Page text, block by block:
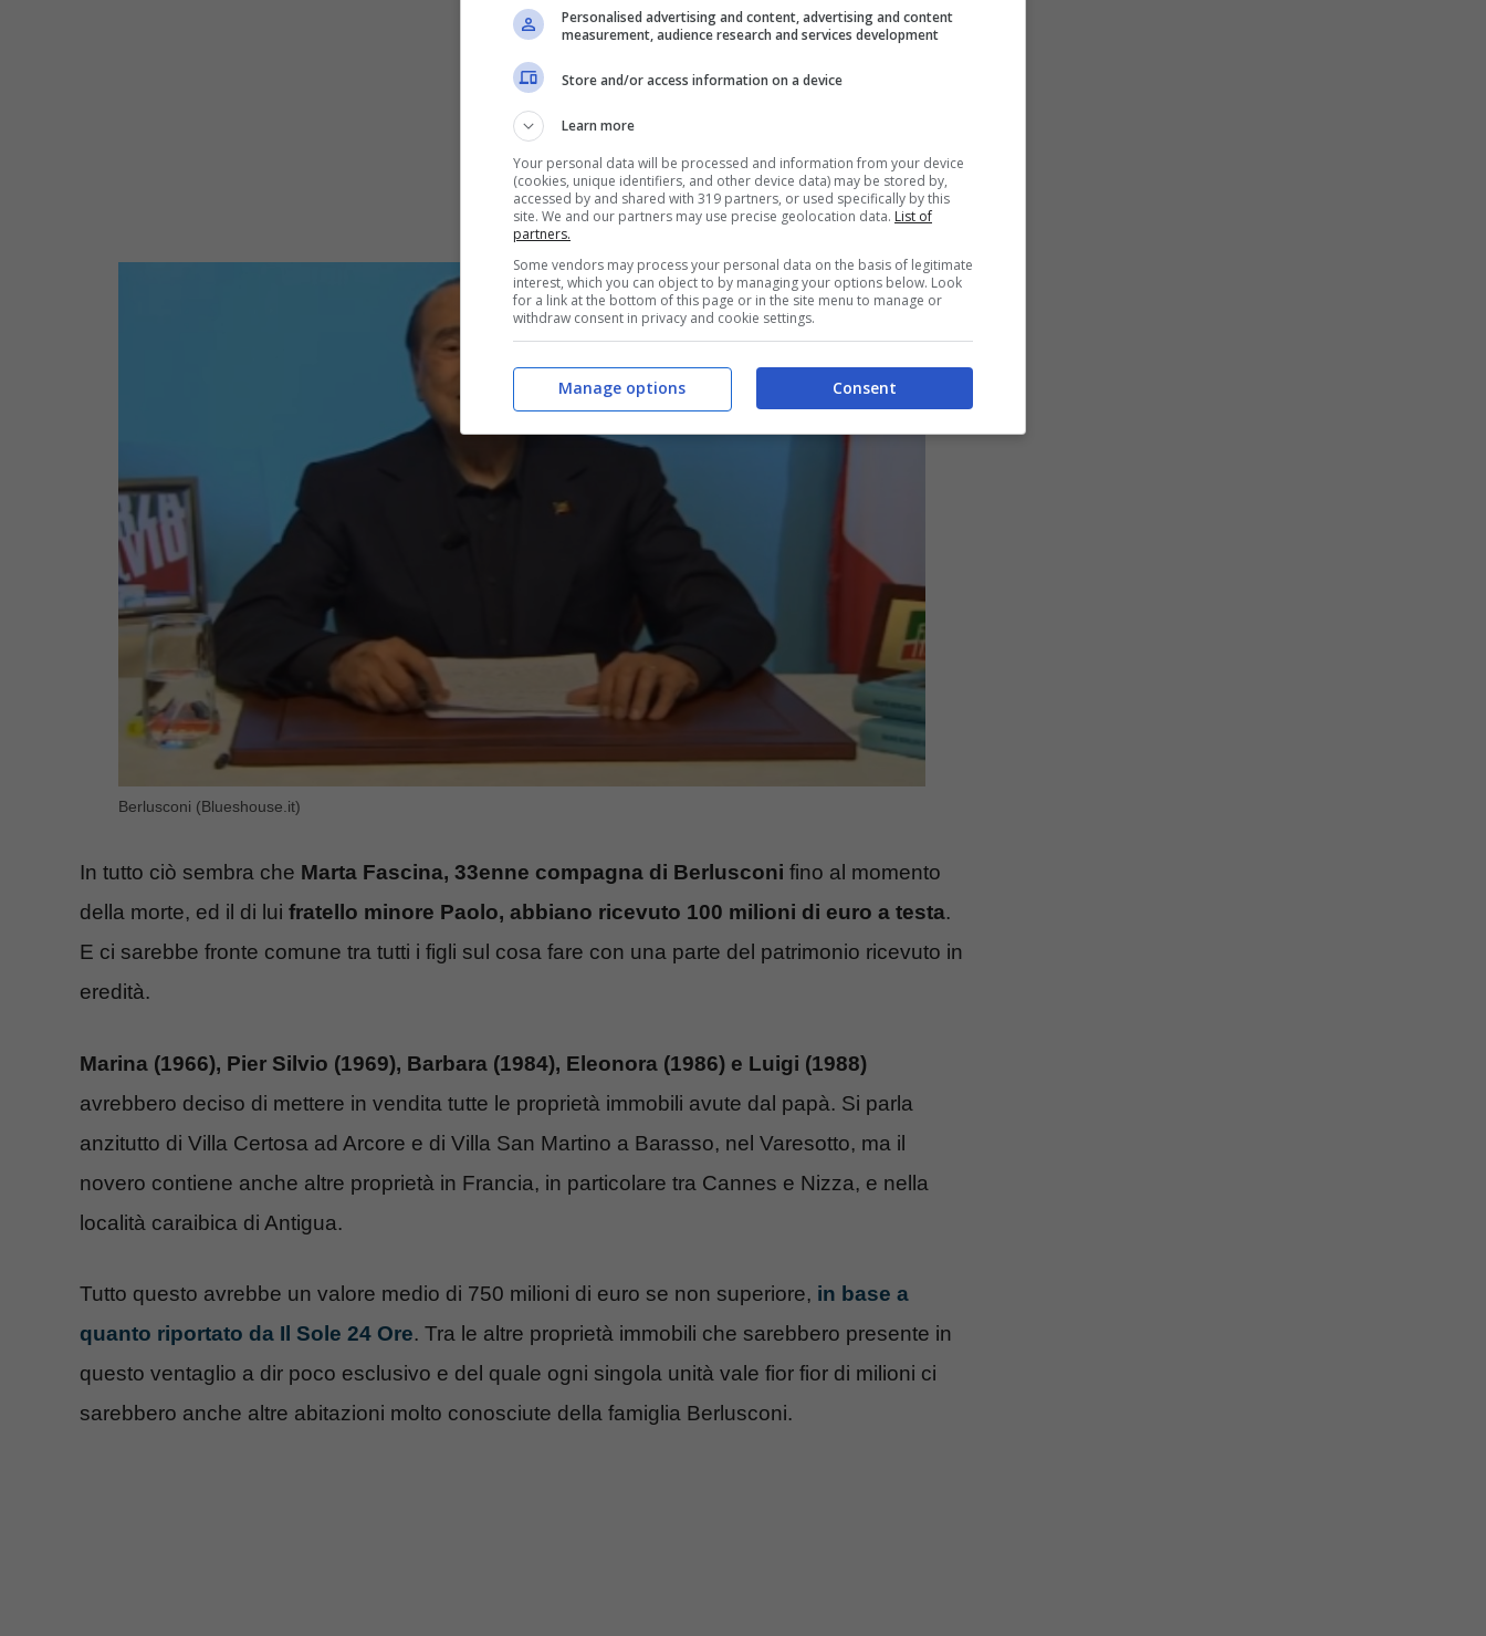
Berlusconi (Blueshouse.it)
In tutto ciò sembra che Marta Fascina, 33enne compagna di Berlusconi fino al momento
della morte, ed il di lui fratello minore Paolo, abbiano ricevuto 100 milioni di euro a testa.
E ci sarebbe fronte comune tra tutti i figli sul cosa fare con una parte del patrimonio ricevuto in
eredità.
Marina (1966), Pier Silvio (1969), Barbara (1984), Eleonora (1986) e Luigi (1988)
avrebbero deciso di mettere in vendita tutte le proprietà immobili avute dal papà. Si parla
anzitutto di Villa Certosa ad Arcore e di Villa San Martino a Barasso, nel Varesotto, ma il
novero contiene anche altre proprietà in Francia, in particolare tra Cannes e Nizza, e nella
località caraibica di Antigua.
Tutto questo avrebbe un valore medio di 750 milioni di euro se non superiore, in base a
quanto riportato da Il Sole 24 Ore. Tra le altre proprietà immobili che sarebbero presente in
questo ventaglio a dir poco esclusivo e del quale ogni singola unità vale fior fior di milioni ci
sarebbero anche altre abitazioni molto conosciute della famiglia Berlusconi.
Personalised advertising and content, advertising and content
measurement, audience research and services development
Store and/or access information on a device
Learn more
Your personal data will be processed and information from your device
(cookies, unique identifiers, and other device data) may be stored by,
accessed by and shared with 319 partners, or used specifically by this
site. We and our partners may use precise geolocation data. List of
partners.
Some vendors may process your personal data on the basis of legitimate
interest, which you can object to by managing your options below. Look
for a link at the bottom of this page or in the site menu to manage or
withdraw consent in privacy and cookie settings.
Consent
Manage options